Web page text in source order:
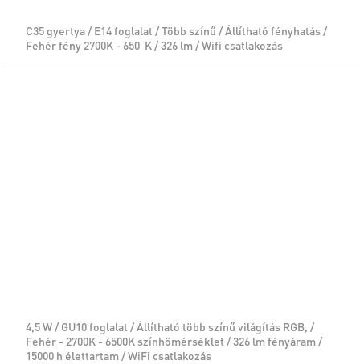
C35 gyertya / E14 foglalat / Több színű / Állítható fényhatás /
Fehér fény 2700K - 650 K / 326 lm / Wifi csatlakozás
4,5 W / GU10 foglalat / Állítható több színű világítás RGB, /
Fehér - 2700K - 6500K színhőmérséklet / 326 lm fényáram /
15000 h élettartam / WiFi csatlakozás